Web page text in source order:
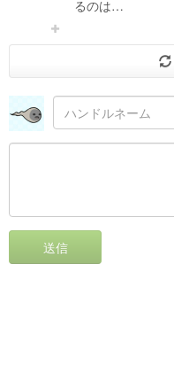
るのは…
送信